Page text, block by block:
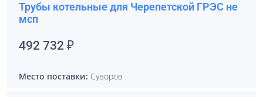
Трубы котельные для Черепетской ГРЭС не
мсп
492 732 ₽
Место поставки: Суворов